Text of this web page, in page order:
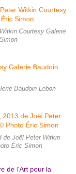
Courtesy Galerie
Baudoin Lebon
de Joël Peter Witkin
Éric Simon
de l’Art pour la